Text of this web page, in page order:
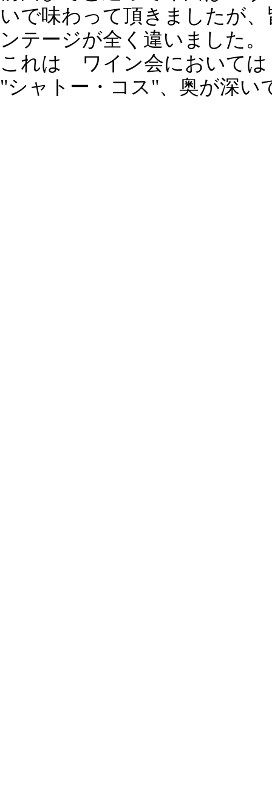
いで味わって頂きましたが
ンテージが全く違いました。
これは ワイン会において
"シャトー・コス"、奥が深い